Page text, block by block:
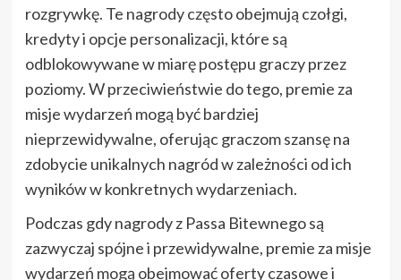
rozgrywkę. Te nagrody często obejmują czołgi,
kredyty i opcje personalizacji, które są
odblokowywane w miarę postępu graczy przez
poziomy. W przeciwieństwie do tego, premie za
misje wydarzeń mogą być bardziej
nieprzewidywalne, oferując graczom szansę na
zdobycie unikalnych nagród w zależności od ich
wyników w konkretnych wydarzeniach.
Podczas gdy nagrody z Passa Bitewnego są
zazwyczaj spójne i przewidywalne, premie za misje
wydarzeń mogą obejmować oferty czasowe i